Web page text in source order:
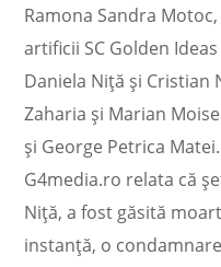
Ramona Sandra
artificii SC Golden
Daniela Niţă şi
Zaharia şi Marian
şi George Petrica
G4media.ro relata că
Niţă, a fost găsită
instanţă, o